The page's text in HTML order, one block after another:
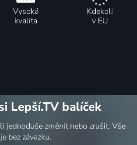
Vysoká
kvalita
Kdekoli
v EU
Lepší.TV balíček
jednoduše změnit nebo zrušit. Vše
je bez závazku.